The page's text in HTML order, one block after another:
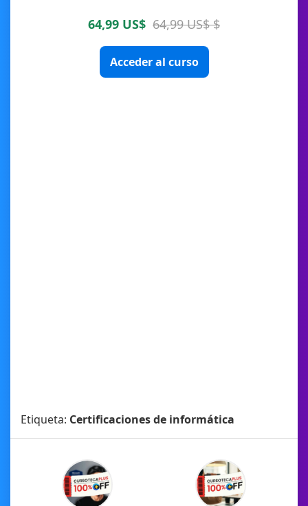
64,99 US$ 64,99 US$ $
Acceder al curso
Etiqueta: Certificaciones de informática